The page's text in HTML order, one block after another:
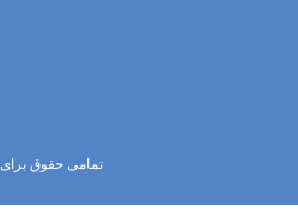
تمامی حقوق برای